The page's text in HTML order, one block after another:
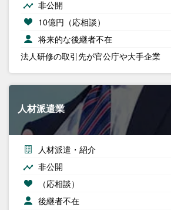
非公開
10億円（応相談）
将来的な後継者不在
法人研修の取引先が官公庁や大手企業
人材派遣業
人材派遣・紹介
非公開
（応相談）
後継者不在